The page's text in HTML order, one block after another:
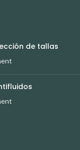
de tallas